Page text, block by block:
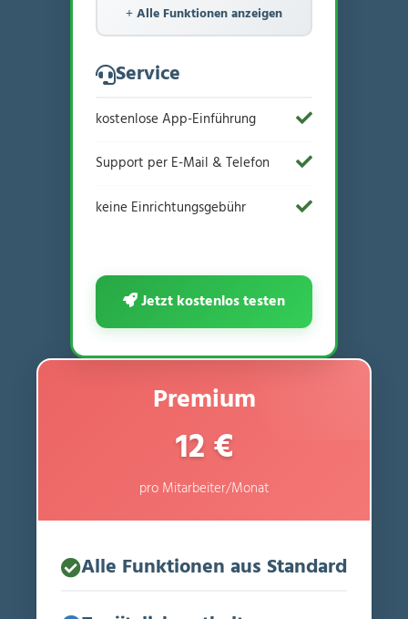
Alle Funktionen anzeigen
Service
kostenlose App-Einführung
Support per E-Mail & Telefon
keine Einrichtungsgebühr
Jetzt kostenlos testen
Premium
12 €
pro Mitarbeiter/Monat
Alle Funktionen aus Standard